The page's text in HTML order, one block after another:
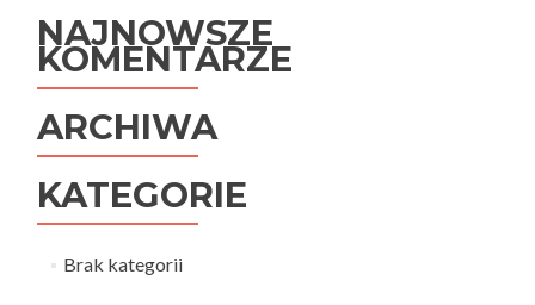
NAJNOWSZE
KOMENTARZE
ARCHIWA
KATEGORIE
Brak kategorii